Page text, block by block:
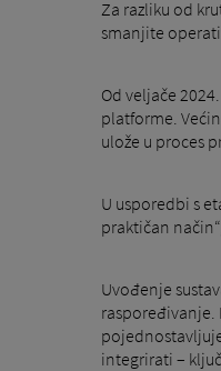
Za razliku od
smanjite
Od veljače
platforme.
ulože u proces
U usporedbi s
praktičan
Uvođenje
raspoređivanje.
integrirati –